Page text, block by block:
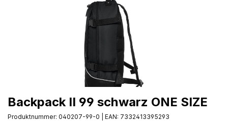
Backpack II 99 schwarz ONE SIZE
Produktnummer: 040207-99-0 EAN: 7332413395293